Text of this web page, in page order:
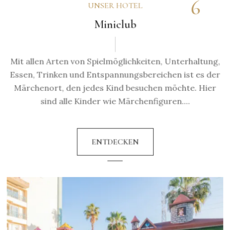
UNSER HOTEL
Miniclub
Mit allen Arten von Spielmöglichkeiten, Unterhaltung,
Essen, Trinken und Entspannungsbereichen ist es der
Märchenort, den jedes Kind besuchen möchte. Hier
sind alle Kinder wie Märchenfiguren....
ENTDECKEN
6